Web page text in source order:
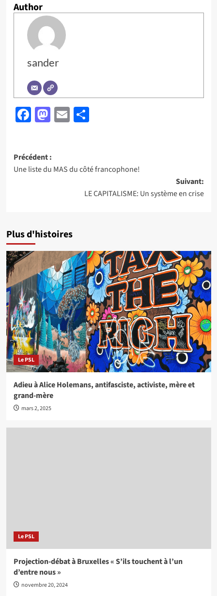
Author
sander
Facebook
Mastodon
EmailPartager
Navigation
d’article
Précédent :
Une liste du MAS du côté francophone!
Suivant:
LE CAPITALISME: Un système en crise
Plus d'histoires
Le PSL
Adieu à Alice Holemans, antifasciste, activiste, mère et
grand-mère
mars 2, 2025
Le PSL
Projection-débat à Bruxelles « S’ils touchent à l’un
d’entre nous »
novembre 20, 2024